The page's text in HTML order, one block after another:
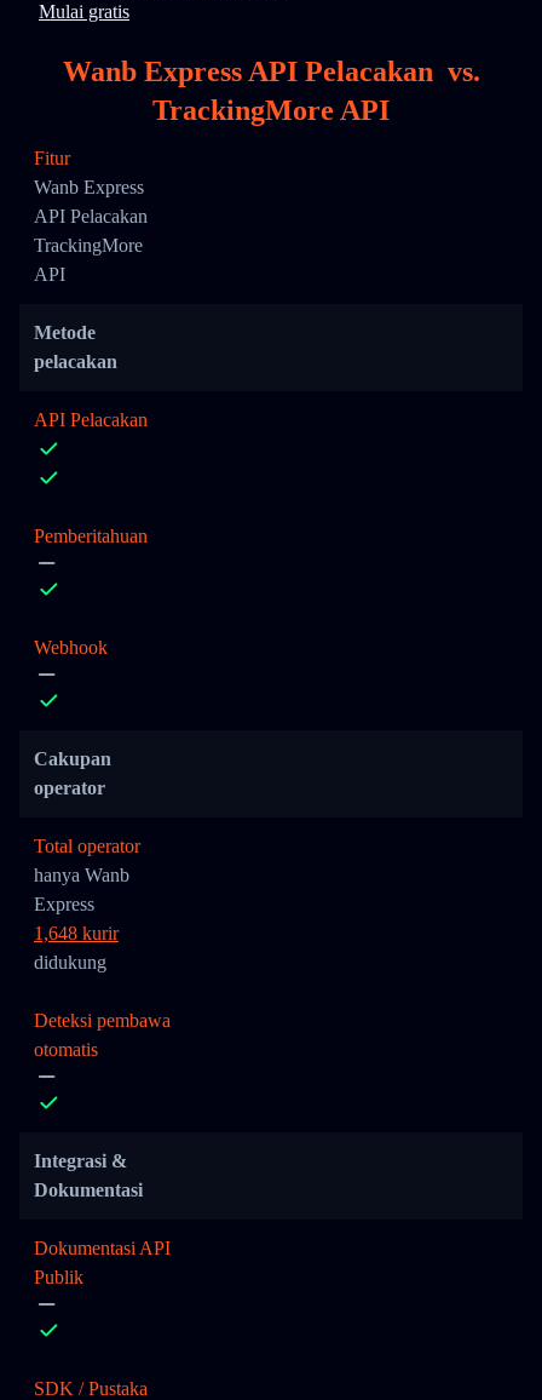
Mulai gratis
Wanb Express API Pelacakan vs.
TrackingMore API
Fitur
Wanb Express
API Pelacakan
TrackingMore
API
Metode
pelacakan
API Pelacakan
Pemberitahuan
Webhook
Cakupan
operator
Total operator
hanya Wanb
Express
1,648 kurir
didukung
Deteksi pembawa
otomatis
Integrasi &
Dokumentasi
Dokumentasi API
Publik
SDK / Pustaka